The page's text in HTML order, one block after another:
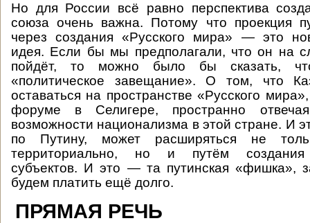
Но для России всё равно перспектива
союза очень важна. Потому что проекция
через создания «Русского мира» — это
идея. Если бы мы предполагали, что он на
пойдёт, то можно было бы сказать,
«политическое завещание». О том, что
оставаться на пространстве «Русского
форуме в Селигере, пространно
возможности национализма в этой стране. И
по Путину, может расширяться не
территориально, но и путём создания
субъектов. И это — та путинская «фишка»,
будем платить ещё долго.
ПРЯМАЯ РЕЧЬ